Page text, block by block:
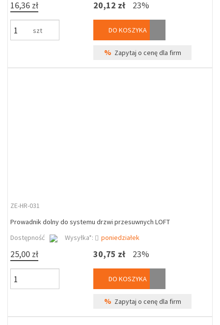
16,36 zł
szt
20,12 zł 23%
DO KOSZYKA
% Zapytaj o cenę dla firm
ZE-HR-031
Prowadnik dolny do systemu drzwi przesuwnych LOFT
Dostępność
Wysyłka*: poniedziałek
25,00 zł 30,75 zł 23%
DO KOSZYKA
% Zapytaj o cenę dla firm